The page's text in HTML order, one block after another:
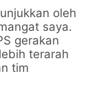
oleh
saya.
gerakan
terarah
tim